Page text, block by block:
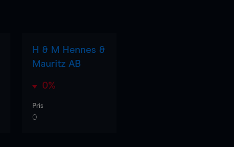
H & M Hennes &
Mauritz AB
0%
Pris
0